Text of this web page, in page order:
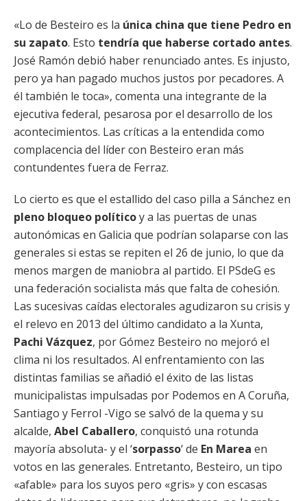
«Lo de Besteiro es la única china que tiene Pedro en
su zapato. Esto tendría que haberse cortado antes.
José Ramón debió haber renunciado antes. Es injusto,
pero ya han pagado muchos justos por pecadores. A
él también le toca», comenta una integrante de la
ejecutiva federal, pesarosa por el desarrollo de los
acontecimientos. Las críticas a la entendida como
complacencia del líder con Besteiro eran más
contundentes fuera de Ferraz.
Lo cierto es que el estallido del caso pilla a Sánchez en
pleno bloqueo políticoy a las puertas de unas
autonómicas en Galicia que podrían solaparse con las
generales si estas se repiten el 26 de junio, lo que da
menos margen de maniobra al partido. El PSdeG es
una federación socialista más que falta de cohesión.
Las sucesivas caídas electorales agudizaron su crisis y
el relevo en 2013 del último candidato a la Xunta,
Pachi Vázquez, por Gómez Besteiro no mejoró el
clima ni los resultados. Al enfrentamiento con las
distintas familias se añadió el éxito de las listas
municipalistas impulsadas por Podemos en A Coruña,
Santiago y Ferrol -Vigo se salvó de la quema y su
alcalde, Abel Caballero, conquistó una rotunda
mayoría absoluta- y el ‘sorpasso‘ de En Marea en
votos en las generales. Entretanto, Besteiro, un tipo
«afable» para los suyos pero «gris» y con escasas